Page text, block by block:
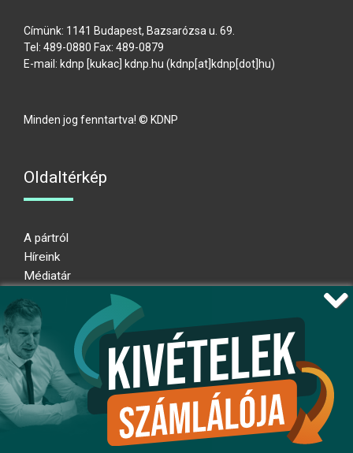
Címünk: 1141 Budapest, Bazsarózsa u. 69.
Tel: 489-0880 Fax: 489-0879
E-mail: kdnp [kukac] kdnp hu (kdnp[at]kdnp[dot]hu)
Minden jog fenntartva! © KDNP
Oldaltérkép
A pártról
Híreink
Médiatár
Adatkezelési nyilatkozat
Átláthatósági nyilatkozat
Ugrás az oldal tetejére
Kövessen minket!